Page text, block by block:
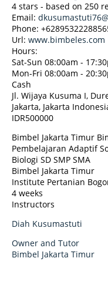
4 stars - based on 250
Email:
Phone:
Url: www.bimbeles.com
Hours:
Sat-Sun 08:00am -
Mon-Fri 08:00am -
Cash
Jl. Wijaya Kusuma I,
Jakarta, Jakarta
IDR500000
Bimbel Jakarta Timur
Pembelajaran Adaptif
Biologi SD SMP SMA
Bimbel Jakarta Timur
Institute Pertanian
4 weeks
Instructors
Diah Kusumastuti
Owner and Tutor
Bimbel Jakarta Timur